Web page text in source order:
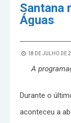
Santana
Águas
18 DE JULHO DE
A
Durante o
aconteceu a